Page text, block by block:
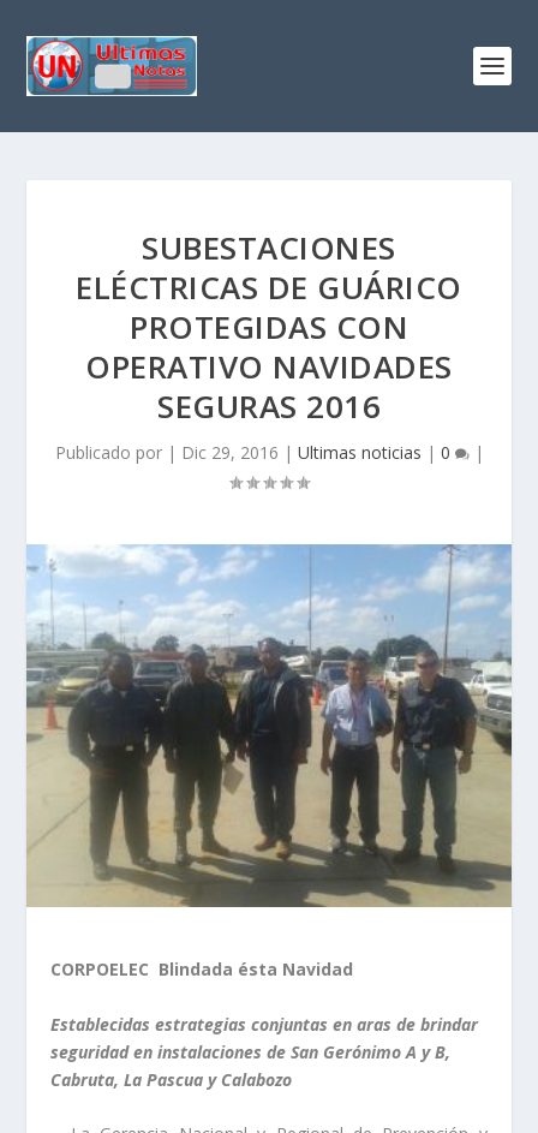
SUBESTACIONES
ELÉCTRICAS DE GUÁRICO
PROTEGIDAS CON
OPERATIVO NAVIDADES
SEGURAS 2016
Publicado por | Dic 29, 2016 | Ultimas noticias | 0 |
CORPOELEC Blindada ésta Navidad
Establecidas estrategias conjuntas en aras de brindar
seguridad en instalaciones de San Gerónimo A y B,
Cabruta, La Pascua y Calabozo